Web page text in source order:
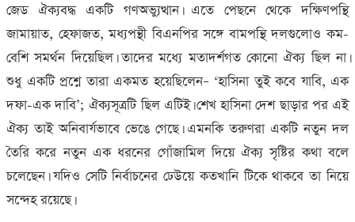
জেড ঐক্যবদ্ধ একটি গণঅভ্যুত্থান। এতে পেছনে থেকে দক্ষিণপন্থি
জামায়াত, হেফাজত, মধ্যপন্থী বিএনপির সঙ্গে বামপন্থি দলগুলোও কম-
বেশি সমর্থন দিয়েছিল। তাদের মধ্যে মতাদর্শগত কোনো ঐক্য ছিল না।
শুধু একটি প্রশ্নে তারা একমত হয়েছিলেন– ‘হাসিনা তুই কবে যাবি, এক
দফা-এক দাবি’; ঐক্যসূত্রটি ছিল এটিই। শেখ হাসিনা দেশ ছাড়ার পর এই
ঐক্য তাই অনিবার্যভাবে ভেঙে গেছে। এমনকি তরুণরা একটি নতুন দল
তৈরি করে নতুন এক ধরনের গোঁজামিল দিয়ে ঐক্য সৃষ্টির কথা বলে
চলেছেন। যদিও সেটি নির্বাচনের ঢেউয়ে কতখানি টিকে থাকবে তা নিয়ে
সন্দেহ রয়েছে।